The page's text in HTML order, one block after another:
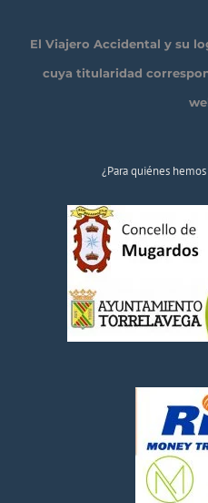
El Viajero Accidental y su
cuya titularidad
¿Para quiénes